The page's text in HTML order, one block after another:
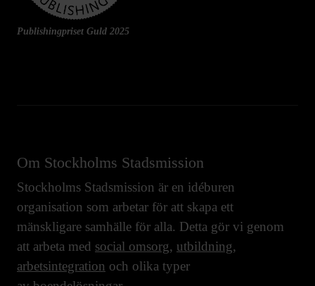
Publishingpriset Guld 2025
Om Stockholms Stadsmission
Stockholms Stadsmission är en idéburen
organisation som arbetar för att skapa ett
mänskligare samhälle för alla. Detta gör vi genom
att arbeta med social omsorg, utbildning,
arbetsintegration och olika typer